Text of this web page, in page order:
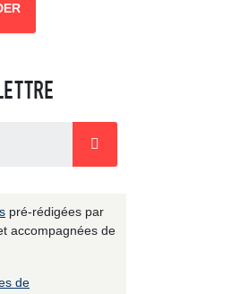
pré-rédigées par
accompagnées de
de